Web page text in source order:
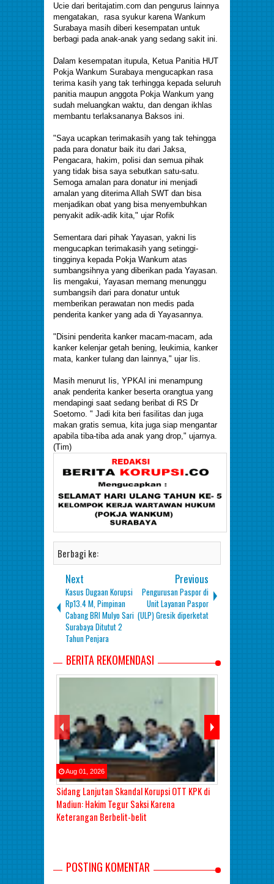
Ucie dari beritajatim.com dan pengurus lainnya
mengatakan, rasa syukur karena Wankum
Surabaya masih diberi kesempatan untuk
berbagi pada anak-anak yang sedang sakit ini.
Dalam kesempatan itupula, Ketua Panitia HUT
Pokja Wankum Surabaya mengucapkan rasa
terima kasih yang tak terhingga kepada seluruh
panitia maupun anggota Pokja Wankum yang
sudah meluangkan waktu, dan dengan ikhlas
membantu terlaksananya Baksos ini.
"Saya ucapkan terimakasih yang tak tehingga
pada para donatur baik itu dari Jaksa,
Pengacara, hakim, polisi dan semua pihak
yang tidak bisa saya sebutkan satu-satu.
Semoga amalan para donatur ini menjadi
amalan yang diterima Allah SWT dan bisa
menjadikan obat yang bisa menyembuhkan
penyakit adik-adik kita," ujar Rofik
Sementara dari pihak Yayasan, yakni Iis
mengucapkan terimakasih yang setinggi-
tingginya kepada Pokja Wankum atas
sumbangsihnya yang diberikan pada Yayasan.
Iis mengakui, Yayasan memang menunggu
sumbangsih dari para donatur untuk
memberikan perawatan non medis pada
penderita kanker yang ada di Yayasannya.
"Disini penderita kanker macam-macam, ada
kanker kelenjar getah bening, leukimia, kanker
mata, kanker tulang dan lainnya," ujar Iis.
Masih menurut Iis, YPKAI ini menampung
anak penderita kanker beserta orangtua yang
mendapingi saat sedang beribat di RS Dr
Soetomo. " Jadi kita beri fasilitas dan juga
makan gratis semua, kita juga siap mengantar
apabila tiba-tiba ada anak yang drop," ujarnya.
(Tim)
Berbagi ke:
Next
Kasus Dugaan Korupsi
Rp13.4 M, Pimpinan
Cabang BRI Mulyo Sari
Surabaya Ditutut 2
Tahun Penjara
Previous
Pengurusan Paspor di
Unit Layanan Paspor
(ULP) Gresik diperketat
BERITA REKOMENDASI
Sidang Lanjutan Skandal Korupsi OTT KPK di
Madiun: Hakim Tegur Saksi Karena
Keterangan Berbelit-belit
Aug 01 2026
POSTING KOMENTAR